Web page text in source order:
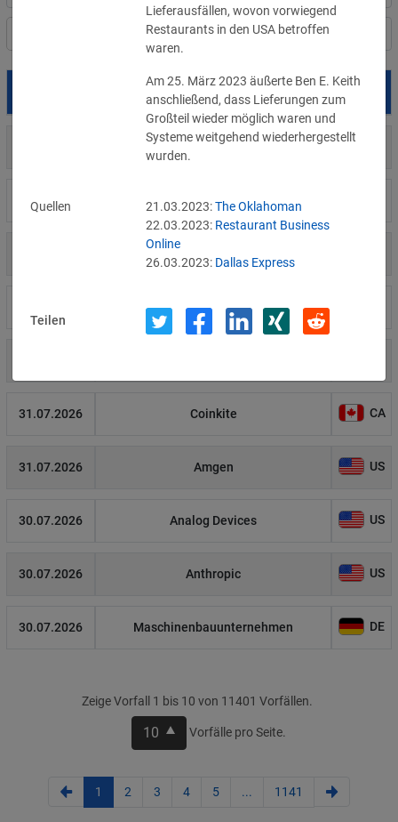
Länderauswahl
Betroffene
Meta
04.08.2026 Brown Health Medical Group-MA
Fürstentum Liechtenstein
31.07.2026 Coinkite CA
31.07.2026 Amgen US
30.07.2026 Analog Devices US
30.07.2026 Anthropic US
30.07.2026 Maschinenbauunternehmen DE
Zeige Vorfall 1 bis 10 von 11401 Vorfällen.
10 Vorfälle pro Seite.
1 2 3 4 5 ... 1141
Lieferausfällen, wovon vorwiegend
Restaurants in den USA betroffen
waren.
Am 25. März 2023 äußerte Ben E. Keith
anschließend, dass Lieferungen zum
Großteil wieder möglich waren und
Systeme weitgehend wiederhergestellt
wurden.
Quellen 21.03.2023:The Oklahoman
22.03.2023: Restaurant Business
Online
26.03.2023: Dallas Express
Teilen